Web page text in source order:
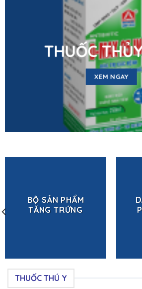
THUỐC
XEM NGAY
BỘ SẢN PHẨM
TĂNG TRỨNG
THUỐC THÚ Y